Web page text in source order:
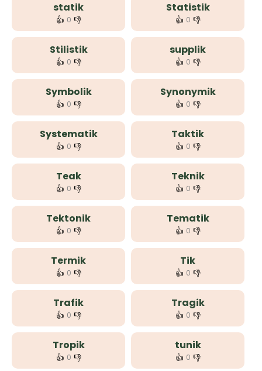
statik
👍 0 👎
Statistik
👍 0 👎
Stilistik
👍 0 👎
supplik
👍 0 👎
Symbolik
👍 0 👎
Synonymik
👍 0 👎
Systematik
👍 0 👎
Taktik
👍 0 👎
Teak
👍 0 👎
Teknik
👍 0 👎
Tektonik
👍 0 👎
Tematik
👍 0 👎
Termik
👍 0 👎
Tik
👍 0 👎
Trafik
👍 0 👎
Tragik
👍 0 👎
Tropik
👍 0 👎
tunik
👍 0 👎